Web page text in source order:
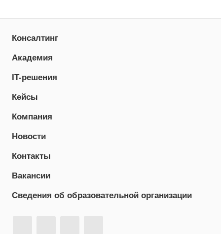
Консалтинг
Академия
IT-решения
Кейсы
Компания
Новости
Контакты
Вакансии
Сведения об образовательной организации